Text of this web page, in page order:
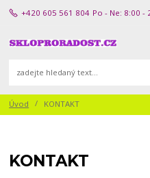
+420 605 561 804 Po - Ne: 8:00 -
Úvod KONTAKT
KONTAKT